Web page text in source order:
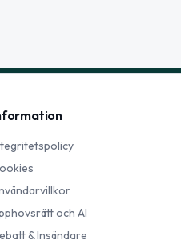
och AI
& Insändare